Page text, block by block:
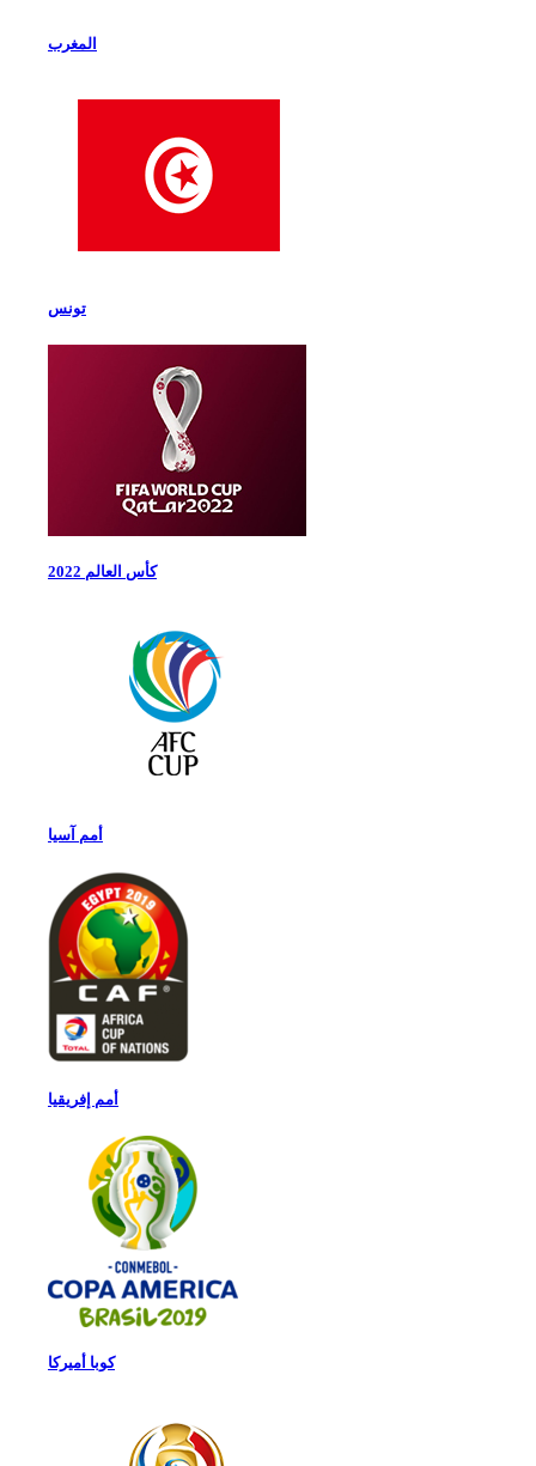
المغرب
تونس
كأس العالم 2022
أمم آسيا
أمم إفريقيا
كوبا أميركا